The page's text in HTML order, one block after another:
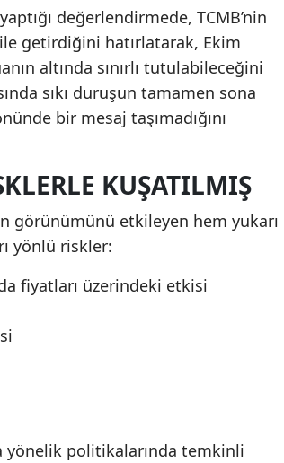
değerlendirmede, TCMB’nin
getirdiğini hatırlatarak, Ekim
altında sınırlı tutulabileceğini
sıkı duruşun tamamen sona
bir mesaj taşımadığını
KUŞATILMIŞ
görünümünü etkileyen hem yukarı
yönlü riskler:
fiyatları üzerindeki etkisi
yönelik politikalarında temkinli